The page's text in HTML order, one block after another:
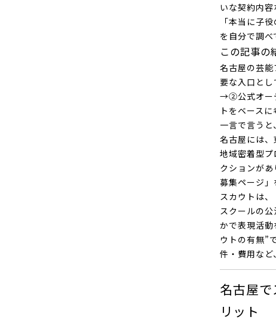
いな契約内容
「本当に子
を自分で調べ
この記事の
名古屋の芸
要な入口と
→②公式オー
トをベースに
一言で言うと
名古屋には
地域密着型
クションが
募集ページ」
スカウトは
スクールの
かで表現活
ウトの有無”
件・費用など
名古屋
リット